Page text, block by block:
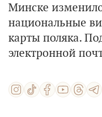
Минске
национальные
карты поляка.
электронной